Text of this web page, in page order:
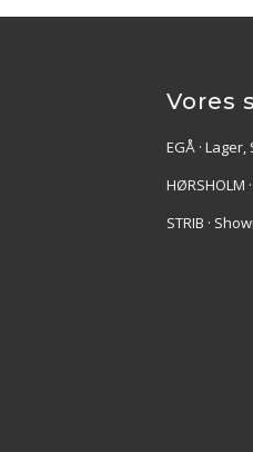
Vores
EGÅ ·
HØRSHOLM
STRIB ·